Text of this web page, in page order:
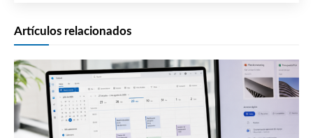
Artículos relacionados